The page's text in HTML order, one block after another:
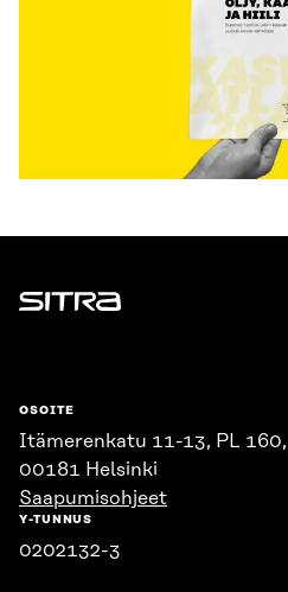
Sitra
OSOITE
Itämerenkatu 11-13, PL 160,
00181 Helsinki
Saapumisohjeet
Y-TUNNUS
0202132-3